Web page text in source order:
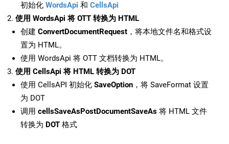
初始化 WordsApi 和 CellsApi
使用 WordsApi 将 OTT 转换为 HTML
创建 ConvertDocumentRequest ，将本地文件名和格式设
置为 HTML。
使用 WordsApi 将 OTT 文档转换为 HTML。
使用 CellsApi 将 HTML 转换为 DOT
使用 CellsAPI 初始化 SaveOption ，将 SaveFormat 设置
为 DOT
调用 cellsSaveAsPostDocumentSaveAs 将 HTML 文件
转换为 DOT 格式